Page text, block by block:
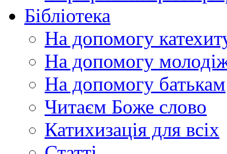
Бібліотека
На допомогу
На допомогу
На допомогу батькам
Читаєм Боже слово
Катихизація для всіх